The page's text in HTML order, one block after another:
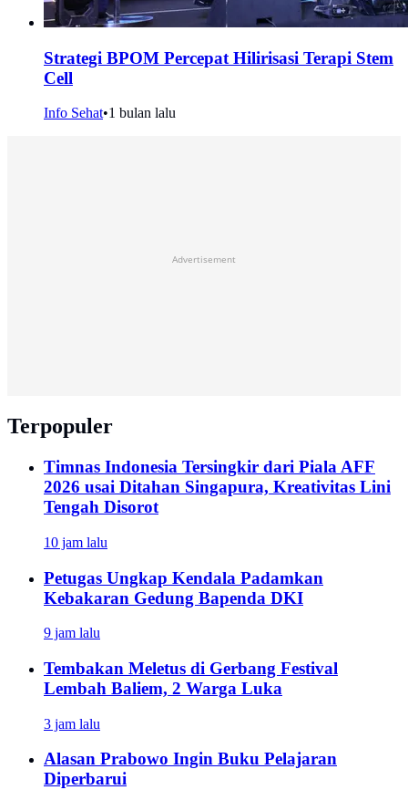
Strategi BPOM Percepat Hilirisasi Terapi Stem
Cell
Info Sehat•1 bulan lalu
Advertisement
Terpopuler
Timnas Indonesia Tersingkir dari Piala AFF
2026 usai Ditahan Singapura, Kreativitas Lini
Tengah Disorot
10 jam lalu
Petugas Ungkap Kendala Padamkan
Kebakaran Gedung Bapenda DKI
9 jam lalu
Tembakan Meletus di Gerbang Festival
Lembah Baliem, 2 Warga Luka
3 jam lalu
Alasan Prabowo Ingin Buku Pelajaran
Diperbarui